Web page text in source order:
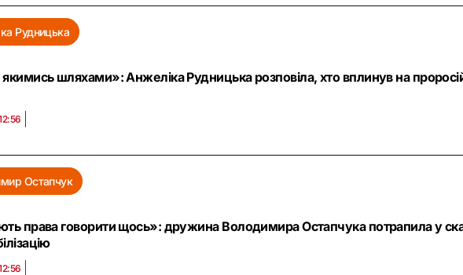
Рудницька
шляхами»: Анжеліка Рудницька розповіла, хто вплинув на
Остапчук
права говорити щось»: дружина Володимира Остапчука потрапила у